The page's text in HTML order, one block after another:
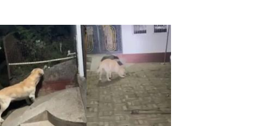
thứ
3 con
sau
chèo
Qua đêm nay, 3 con
giáp chuẩn bị nghênh
đón hỷ sự, tài vận
hanh thông, lên hương